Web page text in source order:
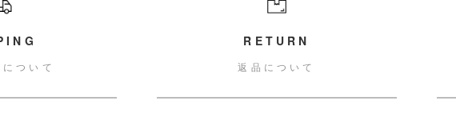
ついて
RETURN
返品について